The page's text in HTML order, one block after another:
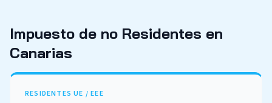
Impuesto de no Residentes en
Canarias
RESIDENTES UE / EEE